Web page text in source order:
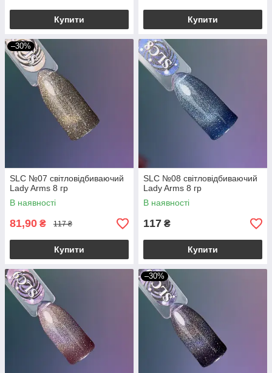
Купити Купити
–30%
SLC №07 світловідбиваючий
Lady Arms 8 гр
В наявності
81,90 ₴ 117 ₴
Купити
SLC №08 світловідбиваючий
Lady Arms 8 гр
В наявності
117 ₴
Купити
–30%